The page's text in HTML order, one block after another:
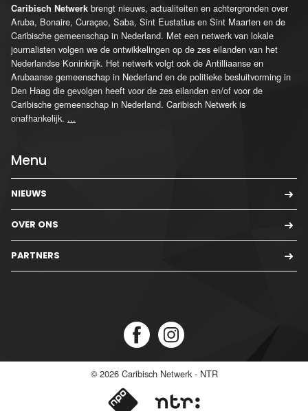
Caribisch Netwerk brengt nieuws, actualiteiten en achtergronden over
Aruba, Bonaire, Curaçao, Saba, Sint Eustatius en Sint Maarten en de
Caribische gemeenschap in Nederland. Met een netwerk van lokale
journalisten volgen we de ontwikkelingen op de zes eilanden van het
Nederlandse Koninkrijk. Het netwerk volgt ook de Antilliaanse en
Arubaanse gemeenschap in Nederland en de politieke besluitvorming in
Den Haag die gevolgen heeft voor de zes eilanden en/of voor de
Caribische gemeenschap in Nederland. Caribisch Netwerk is
onafhankelijk. ...
Menu
NIEUWS
OVER ONS
PARTNERS
© 2026 Caribisch Netwerk - NTR